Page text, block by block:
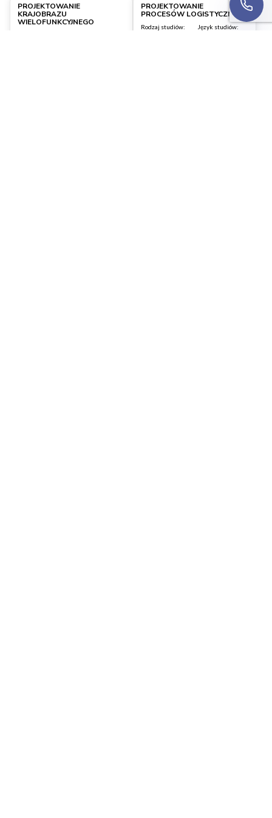
PROJEKTOWANIE
KRAJOBRAZU
WIELOFUNKCYJNEGO
Wrocław
PROJEKTOWANIE
PROCESÓW LOGISTYCZNYCH
Rodzaj studiów:
Język studiów: